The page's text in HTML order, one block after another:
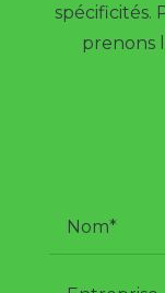
spécificités.
prenons